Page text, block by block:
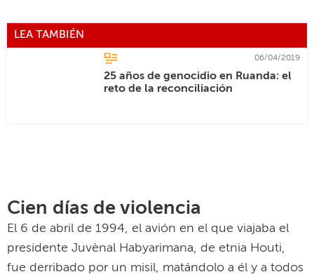
LEA TAMBIÉN
06/04/2019
25 años de genocidio en Ruanda: el
reto de la reconciliación
Cien días de violencia
El 6 de abril de 1994, el avión en el que viajaba el
presidente Juvènal Habyarimana, de etnia Houti,
fue derribado por un misil, matándolo a él y a todos